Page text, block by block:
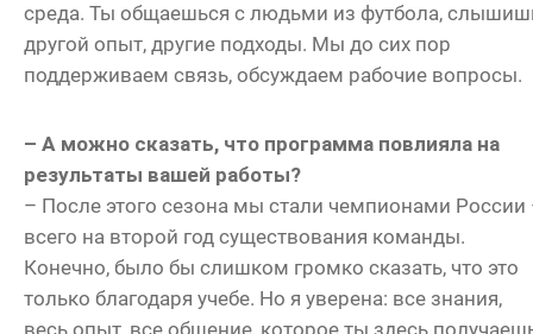
среда. Ты общаешься с людьми из футбола,
другой опыт, другие подходы. Мы до сих пор
поддерживаем связь, обсуждаем рабочие вопросы.
– А можно сказать, что программа повлияла на
результаты вашей работы?
– После этого сезона мы стали чемпионами России
всего на второй год существования команды.
Конечно, было бы слишком громко сказать, что это
только благодаря учебе. Но я уверена: все знания,
весь опыт, все общение, которое ты здесь